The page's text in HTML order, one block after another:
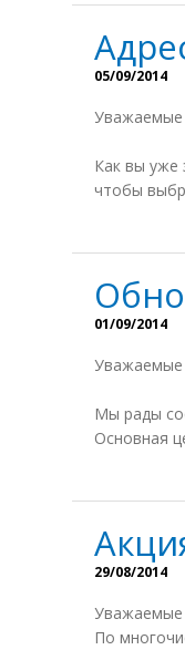
05/09/2014
Уважаемые
Как вы уже
чтобы
01/09/2014
Уважаемые
Мы рады
Основная
29/08/2014
Уважаемые
По